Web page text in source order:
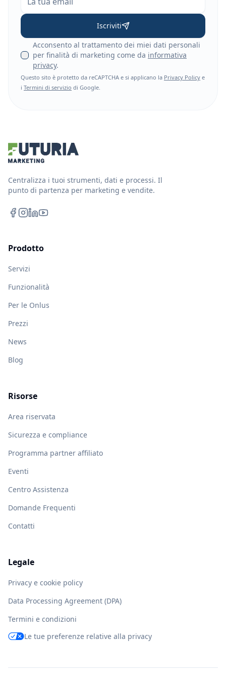
Iscriviti
Acconsento al trattamento dei miei dati personali
per finalità di marketing come da informativa
privacy.
Questo sito è protetto da reCAPTCHA e si applicano la Privacy Policy e
i Termini di servizio di Google.
Centralizza i tuoi strumenti, dati e processi. Il
punto di partenza per marketing e vendite.
Prodotto
Servizi
Funzionalità
Per le Onlus
Prezzi
News
Blog
Risorse
Area riservata
Sicurezza e compliance
Programma partner affiliato
Eventi
Centro Assistenza
Domande Frequenti
Contatti
Legale
Privacy e cookie policy
Data Processing Agreement (DPA)
Termini e condizioni
Le tue preferenze relative alla privacy